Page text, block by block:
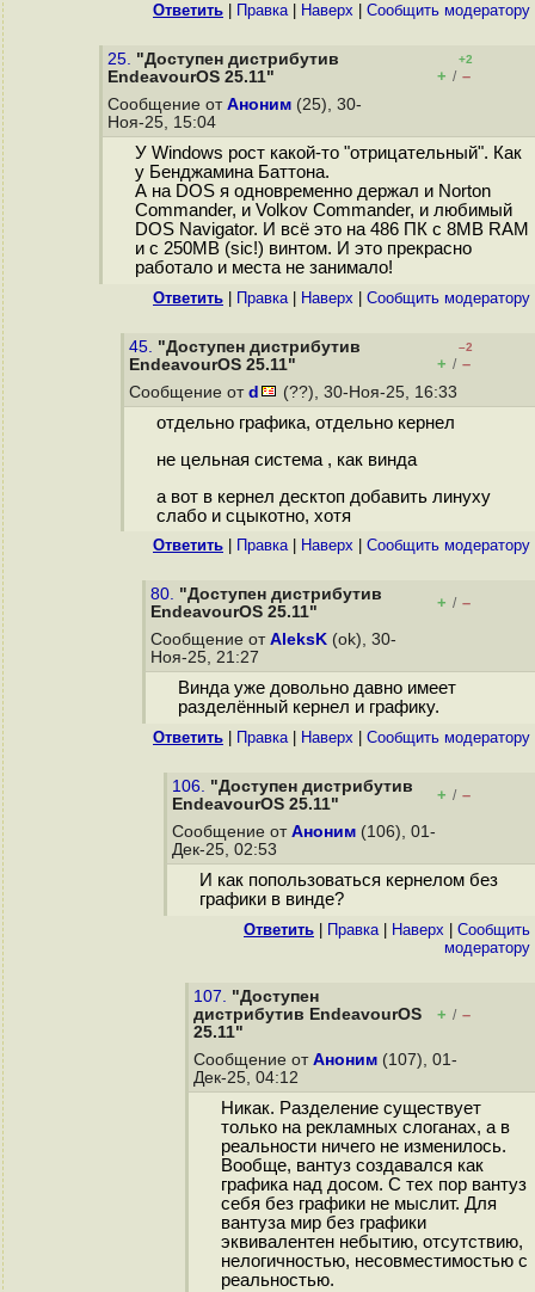
Ответить Правка| Наверх Cообщить модератору
25. "Доступен дистрибутив
EndeavourOS 25.11"
+2
+ / –
Сообщение от Аноним (25), 30-
Ноя-25, 15:04
У Windows рост какой-то "отрицательный". Как
у Бенджамина Баттона.
А на DOS я одновременно держал и Norton
Commander, и Volkov Commander, и любимый
DOS Navigator. И всё это на 486 ПК с 8MB RAM
и с 250MB (sic!) винтом. И это прекрасно
работало и места не занимало!
Ответить Правка| Наверх Cообщить модератору
45. "Доступен дистрибутив
EndeavourOS 25.11"
–2
+ / –
Сообщение от d (??), 30-Ноя-25, 16:33
отдельно графика, отдельно кернел
не цельная система , как винда
а вот в кернел десктоп добавить линуху
слабо и сцыкотно, хотя
Ответить Правка| Наверх Cообщить модератору
80. "Доступен дистрибутив
EndeavourOS 25.11"
+ / –
Сообщение от AleksK (ok), 30-
Ноя-25, 21:27
Винда уже довольно давно имеет
разделённый кернел и графику.
Ответить Правка| Наверх Cообщить модератору
106. "Доступен дистрибутив
EndeavourOS 25.11"
+ / –
Сообщение от Аноним (106), 01-
Дек-25, 02:53
И как попользоваться кернелом без
графики в винде?
Ответить Правка| Наверх
Cообщить
модератору
107. "Доступен
дистрибутив EndeavourOS
25.11"
+ / –
Сообщение от Аноним (107), 01-
Дек-25, 04:12
Никак. Разделение существует
только на рекламных слоганах, а в
реальности ничего не изменилось.
Вообще, вантуз создавался как
графика над досом. С тех пор вантуз
себя без графики не мыслит. Для
вантуза мир без графики
эквивалентен небытию, отсутствию,
нелогичностью, несовместимостью с
реальностью.